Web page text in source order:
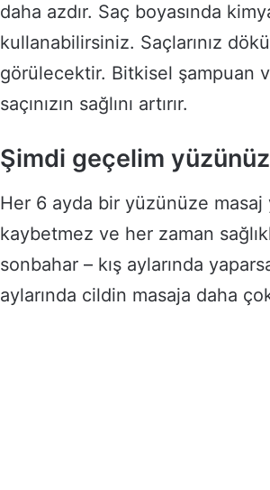
daha azdır. Saç boyasında
kullanabilirsiniz. Saçlarınız
görülecektir. Bitkisel şampuan
saçınızın sağlını artırır.
Şimdi geçelim
Her 6 ayda bir yüzünüze masaj
kaybetmez ve her zaman
sonbahar – kış aylarında
aylarında cildin masaja daha